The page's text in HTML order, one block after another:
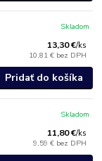
13,30 €/ks
10,81 € bez DPH
Skladom
Pridať do košíka
11,80 €/ks
9,59 € bez DPH
Skladom